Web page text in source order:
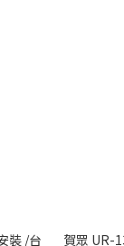
裝 /台 賀眾 UR-